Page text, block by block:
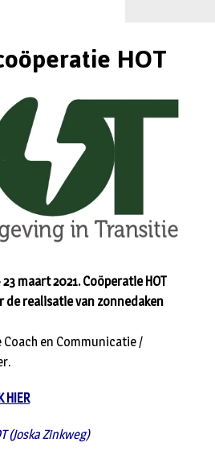
HOT
23 maart 2021. Coöperatie HOT
de realisatie van zonnedaken
en Communicatie /
HIER
(Joska Zinkweg)